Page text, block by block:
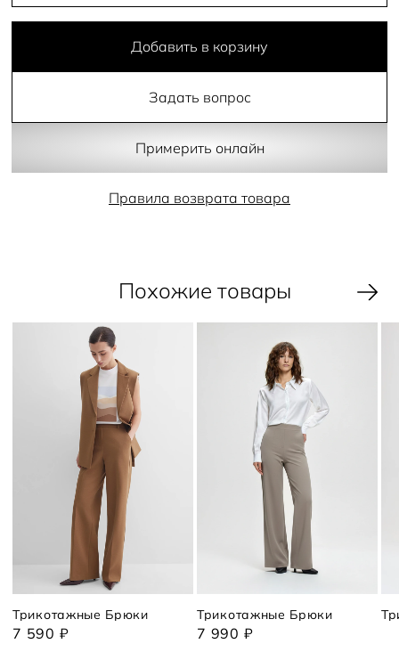
Добавить в корзину
Задать вопрос
Примерить онлайн
Правила возврата товара
Похожие товары
Трикотажные Брюки
7 590 ₽
Трикотажные Брюки
7 990 ₽